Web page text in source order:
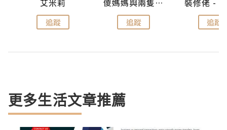
艾米莉
追蹤
儍媽媽與兩隻小魔怪之家
追蹤 追蹤
更多生活文章推薦